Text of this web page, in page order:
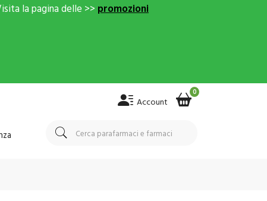
la pagina delle >> promozioni
Account
0